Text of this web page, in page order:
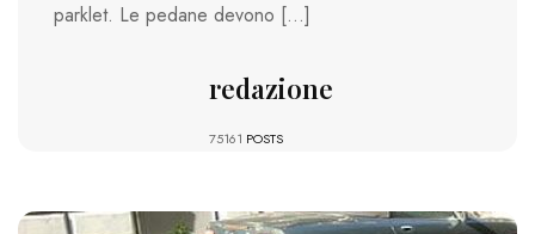
parklet. Le pedane devono […]
redazione
75161 POSTS